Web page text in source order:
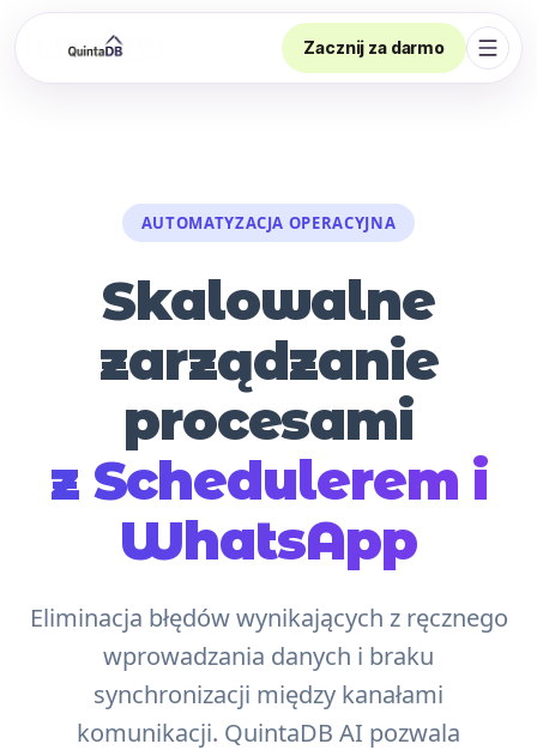
Zacznij za darmo
AUTOMATYZACJA OPERACYJNA
Skalowalne
zarządzanie
procesami
z Schedulerem i
WhatsApp
Eliminacja błędów wynikających z ręcznego
wprowadzania danych i braku
synchronizacji między kanałami
komunikacji. QuintaDB AI pozwala